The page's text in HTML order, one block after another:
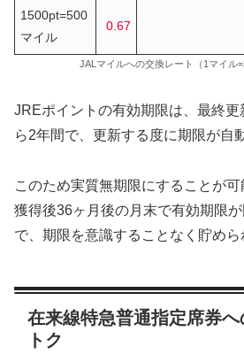
1500pt=500
マイル
0.67
JALマイルへの交換レート（1マイル
JREポイントの有効期限は、最終
ら2年間で、更新する度に期限が自
このため実質無期限にすることが
獲得後36ヶ月後の月末で有効期限
で、期限を意識することなく貯めら
在来線特急普通指定席券
トク